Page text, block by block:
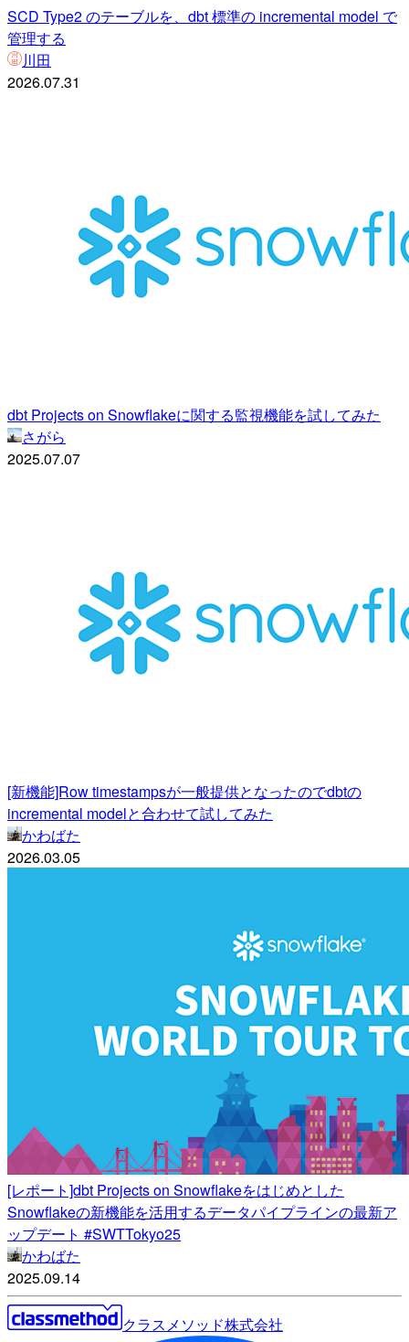
SCD Type2 のテーブルを、dbt 標準の incremental model で
管理する
川田
2026.07.31
dbt Projects on Snowflakeに関する監視機能を試してみた
さがら
2025.07.07
[新機能]Row timestampsが一般提供となったのでdbtの
incremental modelと合わせて試してみた
かわばた
2026.03.05
[レポート]dbt Projects on Snowflakeをはじめとした
Snowflakeの新機能を活用するデータパイプラインの最新ア
ップデート #SWTTokyo25
かわばた
2025.09.14
クラスメソッド株式会社